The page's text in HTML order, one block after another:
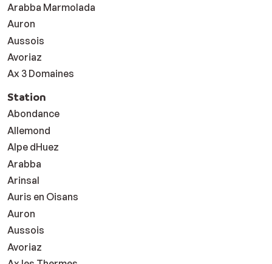
Arabba Marmolada
Auron
Aussois
Avoriaz
Ax 3 Domaines
Station
Abondance
Allemond
Alpe dHuez
Arabba
Arinsal
Auris en Oisans
Auron
Aussois
Avoriaz